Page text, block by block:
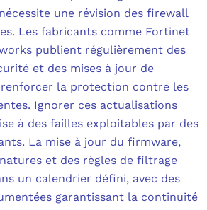
une révision des firewall
Les fabricants comme Fortinet
publient régulièrement des
et des mises à jour de
la protection contre les
Ignorer ces actualisations
à des failles exploitables par des
La mise à jour du firmware,
et des règles de filtrage
un calendrier défini, avec des
garantissant la continuité